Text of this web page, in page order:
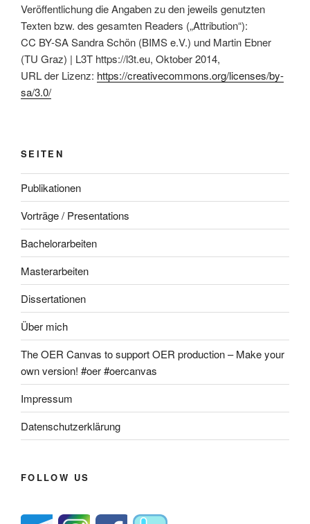
Veröffentlichung die Angaben zu den jeweils genutzten
Texten bzw. des gesamten Readers („Attribution“):
CC BY-SA Sandra Schön (BIMS e.V.) und Martin Ebner
(TU Graz) | L3T https://l3t.eu, Oktober 2014,
URL der Lizenz: https://creativecommons.org/licenses/by-
sa/3.0/
SEITEN
Publikationen
Vorträge / Presentations
Bachelorarbeiten
Masterarbeiten
Dissertationen
Über mich
The OER Canvas to support OER production – Make your
own version! #oer #oercanvas
Impressum
Datenschutzerklärung
FOLLOW US